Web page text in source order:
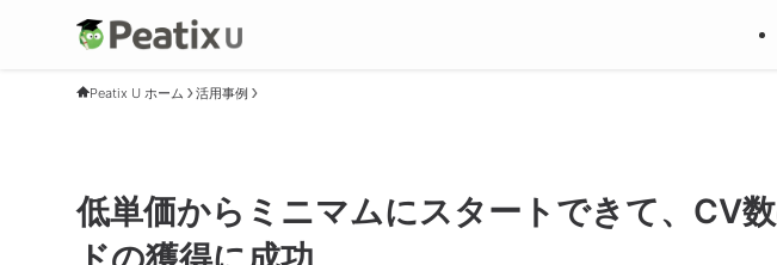
Peatix U ホーム 活用事例
低単価からミニマムにスタートできて、CV